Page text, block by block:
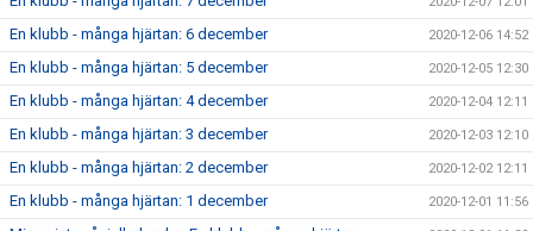
En klubb - många hjärtan: 6 december 2020-12-06 14:52
En klubb - många hjärtan: 5 december 2020-12-05 12:30
En klubb - många hjärtan: 4 december 2020-12-04 12:11
En klubb - många hjärtan: 3 december 2020-12-03 12:10
En klubb - många hjärtan: 2 december 2020-12-02 12:11
En klubb - många hjärtan: 1 december 2020-12-01 11:56